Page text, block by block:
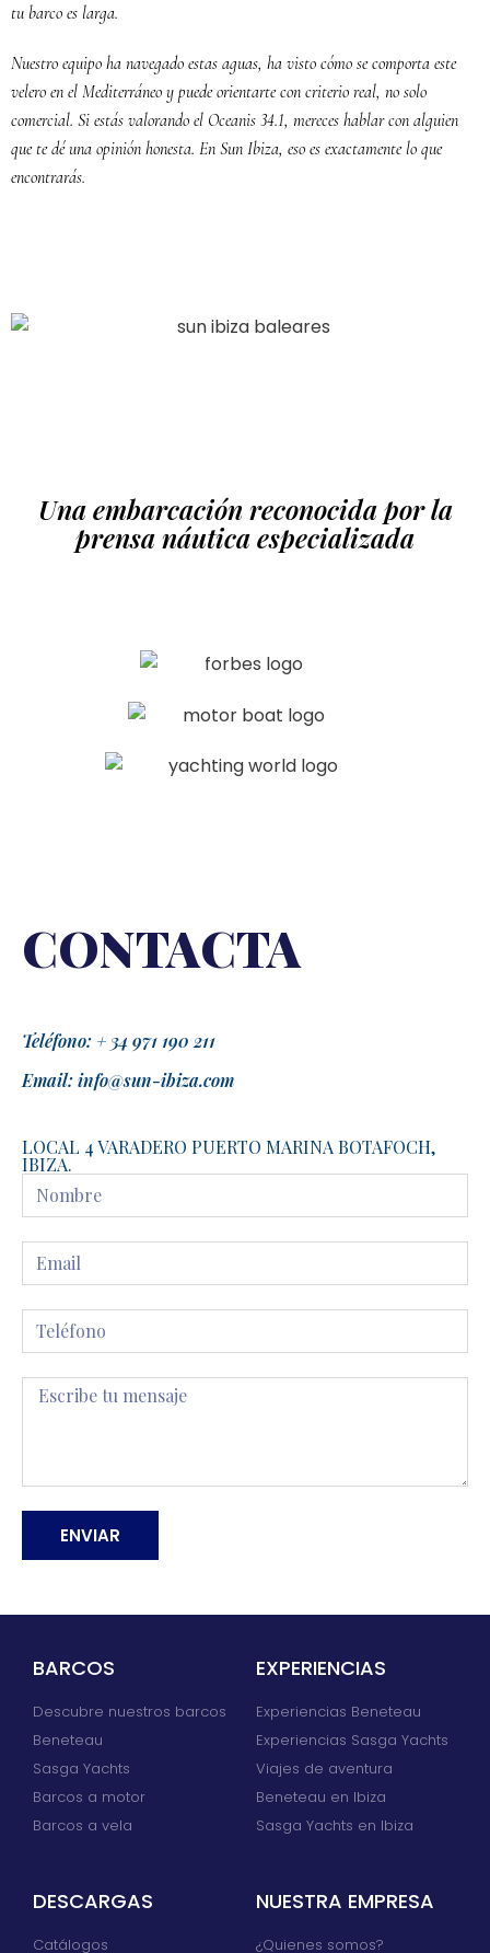
tu barco es larga.
Nuestro equipo ha navegado estas aguas, ha visto cómo se comporta este
velero en el Mediterráneo y puede orientarte con criterio real, no solo
comercial. Si estás valorando el Oceanis 34.1, mereces hablar con alguien
que te dé una opinión honesta. En Sun Ibiza, eso es exactamente lo que
encontrarás.
Una embarcación reconocida por la
prensa náutica especializada
CONTACTA
Teléfono: + 34 971 190 211
Email: info@sun-ibiza.com
LOCAL 4 VARADERO PUERTO MARINA BOTAFOCH,
IBIZA.
ENVIAR
BARCOS
Descubre nuestros barcos
Beneteau
Sasga Yachts
Barcos a motor
Barcos a vela
EXPERIENCIAS
Experiencias Beneteau
Experiencias Sasga Yachts
Viajes de aventura
Beneteau en Ibiza
Sasga Yachts en Ibiza
DESCARGAS
Catálogos
NUESTRA EMPRESA
¿Quienes somos?